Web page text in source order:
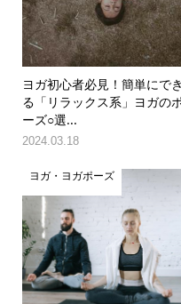
ヨガ初心者必見！簡単にでき
る「リラックス系」ヨガの
ーズ○選...
2024.03.18
ヨガ・ヨガポーズ